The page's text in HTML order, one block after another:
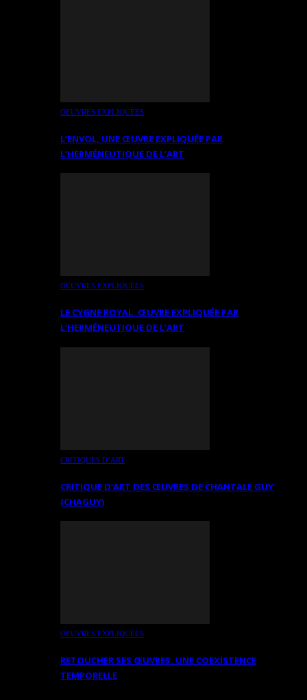
OEUVRES EXPLIQUÉES
L’ENVOL, UNE ŒUVRE EXPLIQUÉE PAR
L’HERMÉNEUTIQUE DE L’ART
OEUVRES EXPLIQUÉES
LE CYGNE ROYAL. ŒUVRE EXPLIQUÉE PAR
L’HERMÉNEUTIQUE DE L’ART
CRITIQUES D’ART
CRITIQUE D’ART DES ŒUVRES DE CHANTALE GUY
(CHAGUY)
OEUVRES EXPLIQUÉES
RETOUCHER SES ŒUVRES. UNE COEXISTENCE
TEMPORELLE